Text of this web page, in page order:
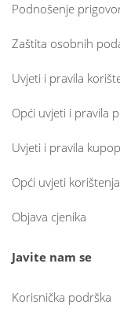
Podnošenje
Zaštita osobnih
Uvjeti i pravila
Opći uvjeti i pravila
Uvjeti i pravila
Opći uvjeti
Objava cjenika
Javite nam se
Korisnička podrška